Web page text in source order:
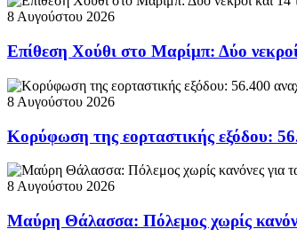
8 Αυγούστου 2026
Επίθεση Χούθι στο Μαρίμπ: Δύο
8 Αυγούστου 2026
Κορύφωση της εορταστικής εξόδου:
8 Αυγούστου 2026
Μαύρη Θάλασσα: Πόλεμος χωρίς